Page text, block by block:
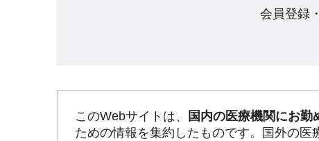
会員登録
このWebサイトは、 国内の医療機関にお勤
ための情報を集約したものです。国外の医